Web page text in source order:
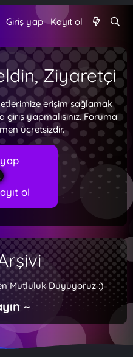
Giriş yap Kayıt ol
Ziyaretçi
erişim sağlamak
yapmalısınız. Foruma
ücretsizdir.
ol
Mutluluk Duyuyoruz :)
~